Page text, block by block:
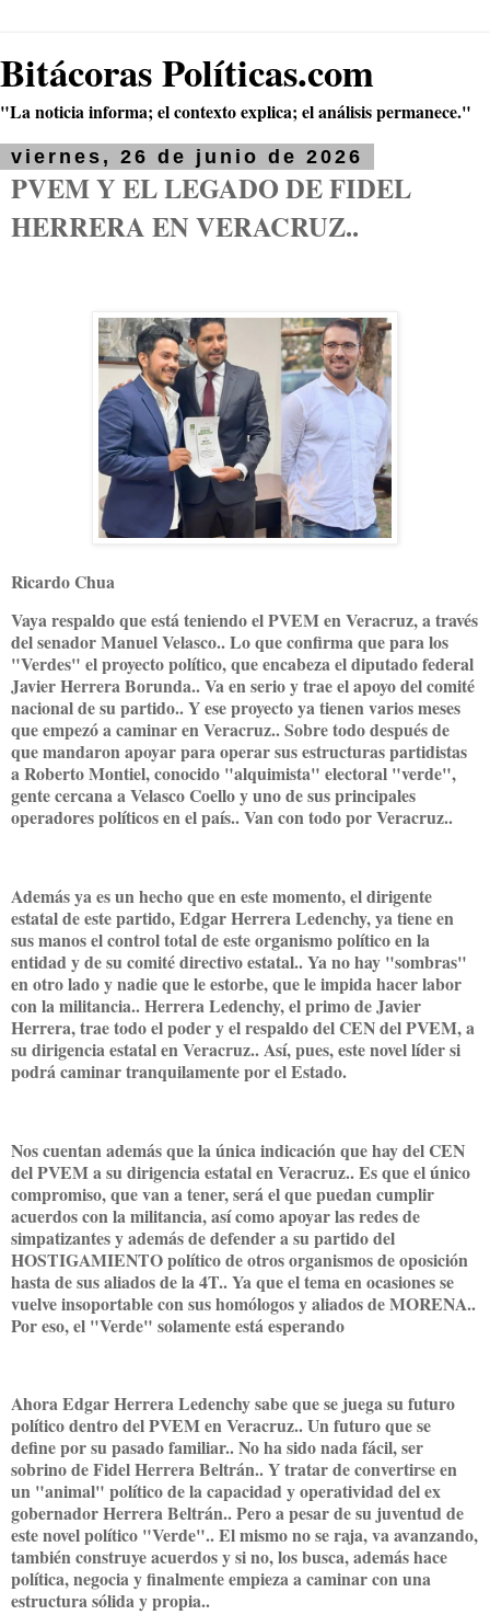
Bitácoras Políticas.com
"La noticia informa; el contexto explica; el análisis permanece."
viernes, 26 de junio de 2026
PVEM Y EL LEGADO DE FIDEL
HERRERA EN VERACRUZ..
Ricardo Chua
Vaya respaldo que está teniendo el PVEM en Veracruz, a través
del senador Manuel Velasco.. Lo que confirma que para los
"Verdes" el proyecto político, que encabeza el diputado federal
Javier Herrera Borunda.. Va en serio y trae el apoyo del comité
nacional de su partido.. Y ese proyecto ya tienen varios meses
que empezó a caminar en Veracruz.. Sobre todo después de
que mandaron apoyar para operar sus estructuras partidistas
a Roberto Montiel, conocido "alquimista" electoral "verde",
gente cercana a Velasco Coello y uno de sus principales
operadores políticos en el país.. Van con todo por Veracruz..
Además ya es un hecho que en este momento, el dirigente
estatal de este partido, Edgar Herrera Ledenchy, ya tiene en
sus manos el control total de este organismo político en la
entidad y de su comité directivo estatal.. Ya no hay "sombras"
en otro lado y nadie que le estorbe, que le impida hacer labor
con la militancia.. Herrera Ledenchy, el primo de Javier
Herrera, trae todo el poder y el respaldo del CEN del PVEM, a
su dirigencia estatal en Veracruz.. Así, pues, este novel líder si
podrá caminar tranquilamente por el Estado.
Nos cuentan además que la única indicación que hay del CEN
del PVEM a su dirigencia estatal en Veracruz.. Es que el único
compromiso, que van a tener, será el que puedan cumplir
acuerdos con la militancia, así como apoyar las redes de
simpatizantes y además de defender a su partido del
HOSTIGAMIENTO político de otros organismos de oposición
hasta de sus aliados de la 4T.. Ya que el tema en ocasiones se
vuelve insoportable con sus homólogos y aliados de MORENA..
Por eso, el "Verde" solamente está esperando
Ahora Edgar Herrera Ledenchy sabe que se juega su futuro
político dentro del PVEM en Veracruz.. Un futuro que se
define por su pasado familiar.. No ha sido nada fácil, ser
sobrino de Fidel Herrera Beltrán.. Y tratar de convertirse en
un "animal" político de la capacidad y operatividad del ex
gobernador Herrera Beltrán.. Pero a pesar de su juventud de
este novel político "Verde".. El mismo no se raja, va avanzando,
también construye acuerdos y si no, los busca, además hace
política, negocia y finalmente empieza a caminar con una
estructura sólida y propia..